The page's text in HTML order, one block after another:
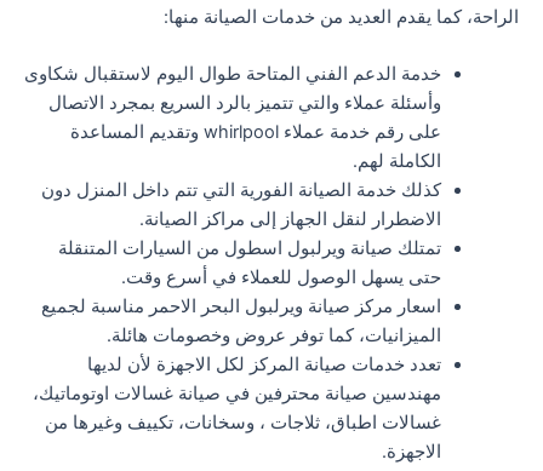
الراحة، كما يقدم العديد من خدمات الصيانة منها:
خدمة الدعم الفني المتاحة طوال اليوم لاستقبال شكاوى
وأسئلة عملاء والتي تتميز بالرد السريع بمجرد الاتصال
على رقم خدمة عملاء whirlpool وتقديم المساعدة
الكاملة لهم.
كذلك خدمة الصيانة الفورية التي تتم داخل المنزل دون
الاضطرار لنقل الجهاز إلى مراكز الصيانة.
تمتلك صيانة ويرلبول اسطول من السيارات المتنقلة
حتى يسهل الوصول للعملاء في أسرع وقت.
اسعار مركز صيانة ويرلبول البحر الاحمر مناسبة لجميع
الميزانيات، كما توفر عروض وخصومات هائلة.
تعدد خدمات صيانة المركز لكل الاجهزة لأن لديها
مهندسين صيانة محترفين في صيانة غسالات اوتوماتيك،
غسالات اطباق، ثلاجات ، وسخانات، تكييف وغيرها من
الاجهزة.